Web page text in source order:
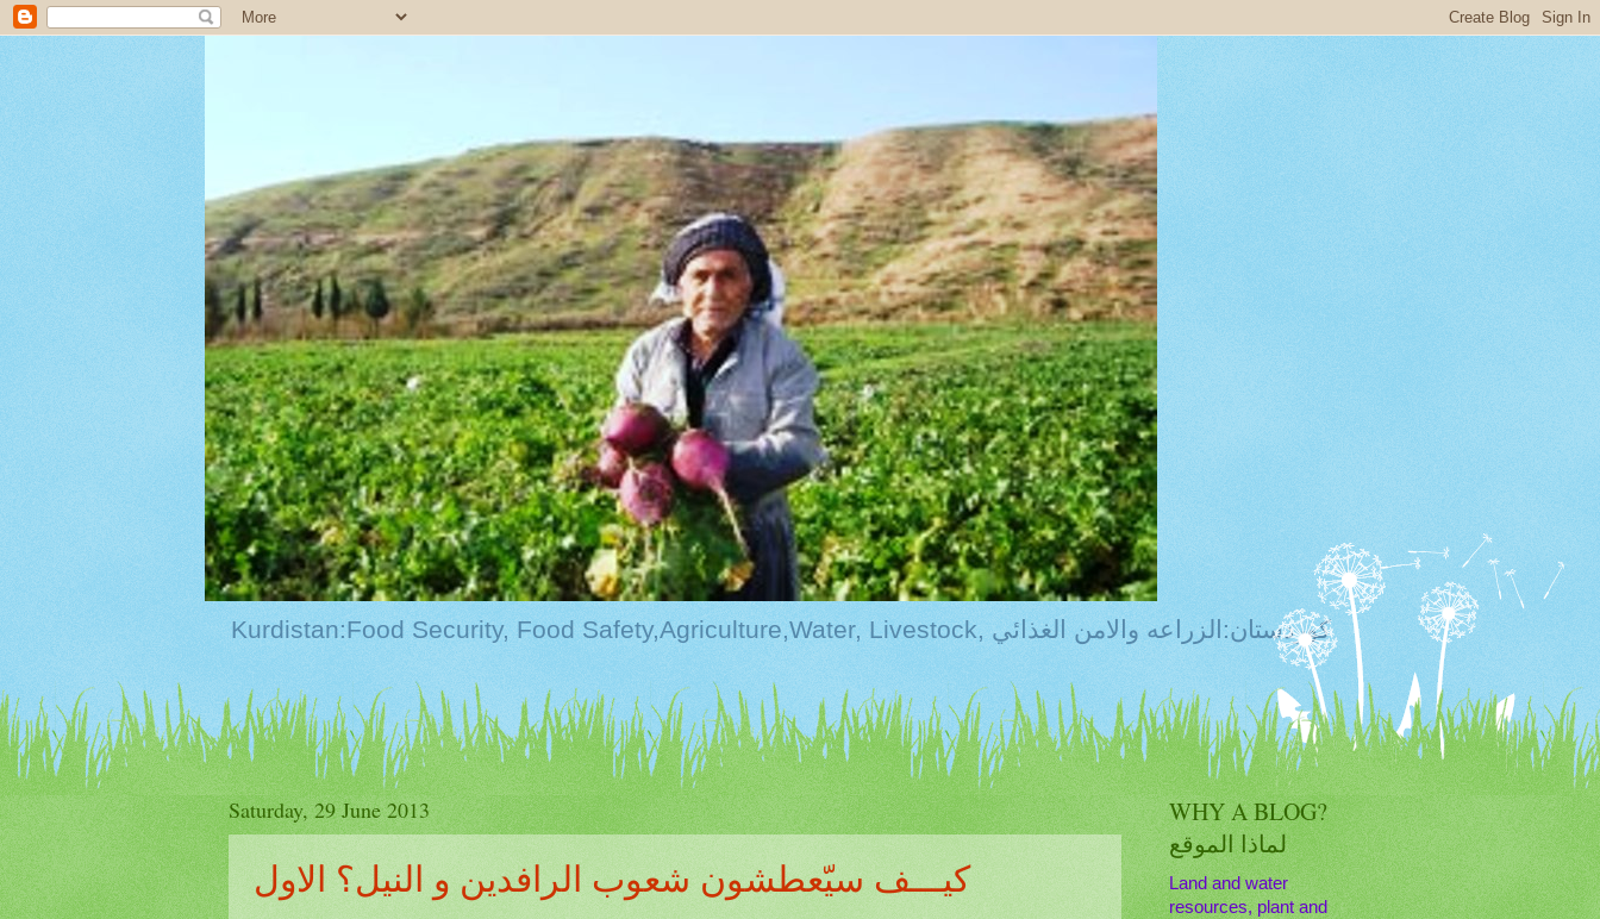
Kurdistan:Food Security, Food Safety,Agriculture,Water, Livestock, كوردستان:الزراعه والامن الغذائي
Saturday, 29 June 2013
كيـــف سيّعطشون شعوب الرافدين و النيل؟ الاول
WHY A BLOG?
لماذا الموقع
Land and water
resources, plant and